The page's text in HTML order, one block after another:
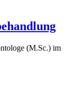
(M.Sc.) im